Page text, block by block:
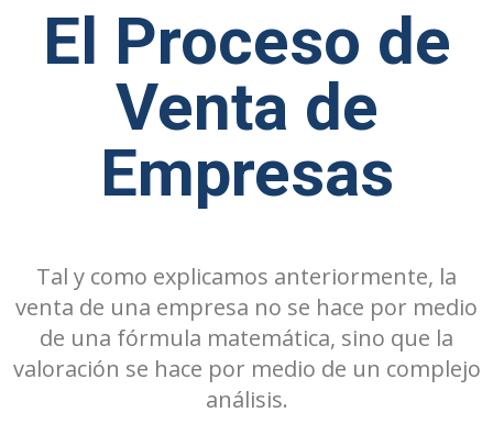
El Proceso de
Venta de
Empresas
Tal y como explicamos anteriormente, la
venta de una empresa no se hace por medio
de una fórmula matemática, sino que la
valoración se hace por medio de un complejo
análisis.